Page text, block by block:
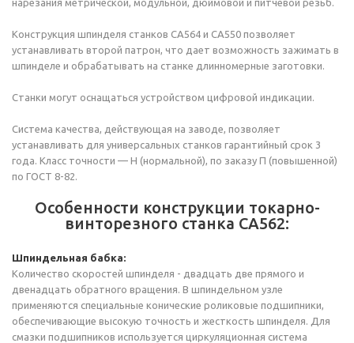
нарезания метрической, модульной, дюймовой и питчевой резьб.
Конструкция шпинделя станков СА564 и СА550 позволяет
устанавливать второй патрон, что дает возможность зажимать в
шпинделе и обрабатывать на станке длинномерные заготовки.
Станки могут оснащаться устройством цифровой индикации.
Система качества, действующая на заводе, позволяет
устанавливать для универсальных станков гарантийный срок 3
года. Класс точности — Н (нормальной), по заказу П (повышенной)
по ГОСТ 8-82.
Особенности конструкции токарно-
винторезного станка СА562:
Шпиндельная бабка:
Количество скоростей шпинделя - двадцать две прямого и
двенадцать обратного вращения. В шпиндельном узле
применяются специальные конические роликовые подшипники,
обеспечивающие высокую точность и жесткость шпинделя. Для
смазки подшипников используется циркуляционная система